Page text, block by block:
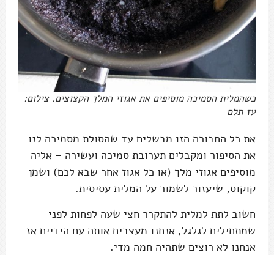
כשהמלית הסמיכה מוסיפים את אגוזי המלך הקצוצים. צילום:
עז תלם
את כל החבורה הזו מבשלים עד שהסולת מסמיכה לנו
את הסיפור ומקבלים תערובת סמיכה ועשירה – אליה
מוסיפים אגוזי מלך (או כל אגוז אחר שבא לכם) ושמן
קוקוס, שיעזור לשמור על המלית עסיסית.
חשוב לתת למלית להתקרר חצי שעה לפחות לפני
שמתחילים לגלגל, אנחנו מעצבים אותה עם הידיים אז
אנחנו לא רוצים שתהיה חמה מדי.